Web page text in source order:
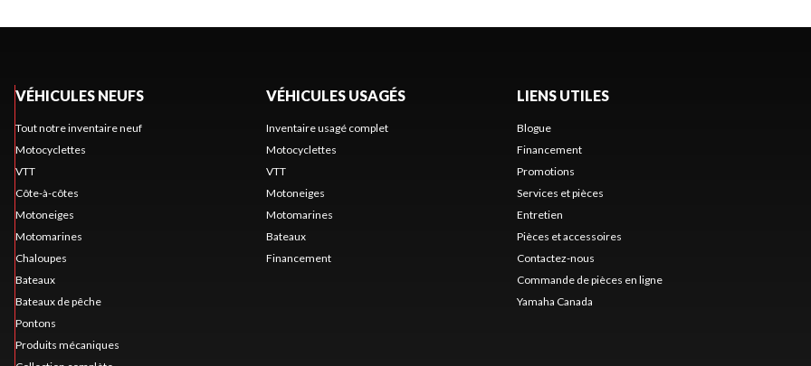
VÉHICULES NEUFS
Tout notre inventaire neuf
Motocyclettes
VTT
Côte-à-côtes
Motoneiges
Motomarines
Chaloupes
Bateaux
Bateaux de pêche
Pontons
Produits mécaniques
VÉHICULES USAGÉS
Inventaire usagé complet
Motocyclettes
VTT
Motoneiges
Motomarines
Bateaux
Financement
LIENS UTILES
Blogue
Financement
Promotions
Services et pièces
Entretien
Pièces et accessoires
Contactez-nous
Commande de pièces en ligne
Yamaha Canada